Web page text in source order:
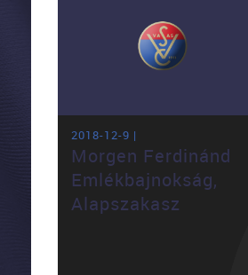
2018-12-9 |
Morgen Ferdinánd
Emlékbajnokság,
Alapszakasz